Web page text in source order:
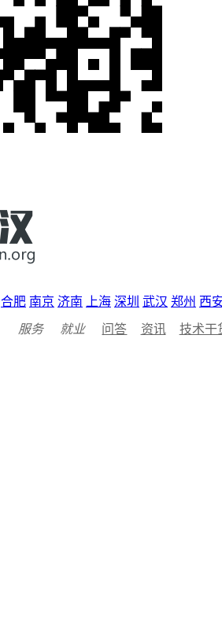
合肥 南京 济南 上海 深圳 武汉 郑州 西
服务 就业 问答 资讯 技术干